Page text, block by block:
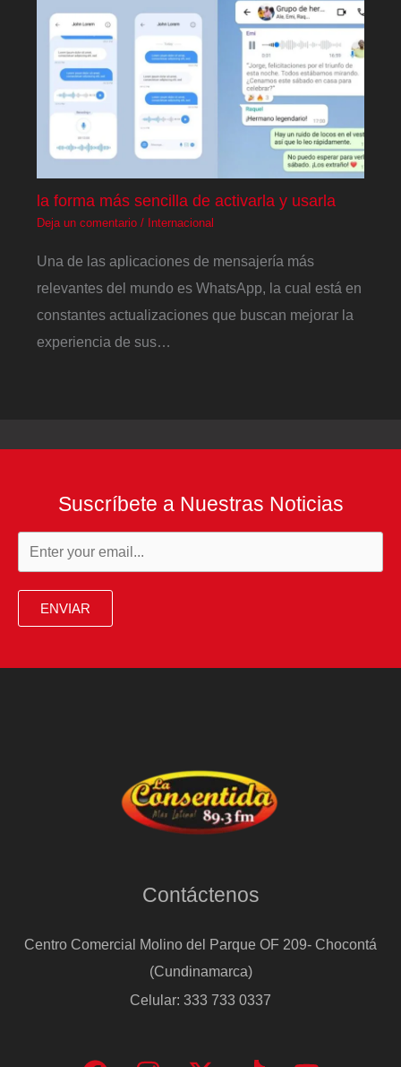
la forma más sencilla de activarla y usarla
Deja un comentario / Internacional
Una de las aplicaciones de mensajería más
relevantes del mundo es WhatsApp, la cual está en
constantes actualizaciones que buscan mejorar la
experiencia de sus…
Suscríbete a Nuestras Noticias
ENVIAR
Contáctenos
Centro Comercial Molino del Parque OF 209- Chocontá
(Cundinamarca)
Celular: 333 733 0337